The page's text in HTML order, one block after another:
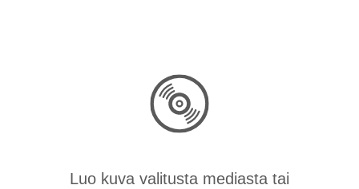
Luo kuva valitusta mediasta tai